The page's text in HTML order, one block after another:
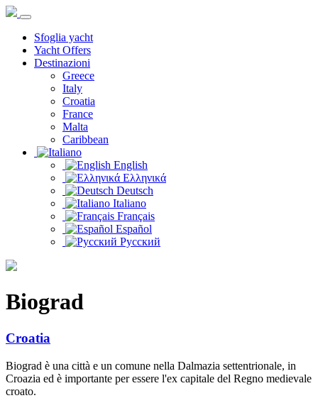
Sfoglia yacht
Yacht Offers
Destinazioni
Greece
Italy
Croatia
France
Malta
Caribbean
English
Ελληνικά
Deutsch
Italiano
Français
Español
Русский
Biograd
Croatia
Biograd è una città e un comune nella Dalmazia settentrionale, in
Croazia ed è importante per essere l'ex capitale del Regno medievale
croato.